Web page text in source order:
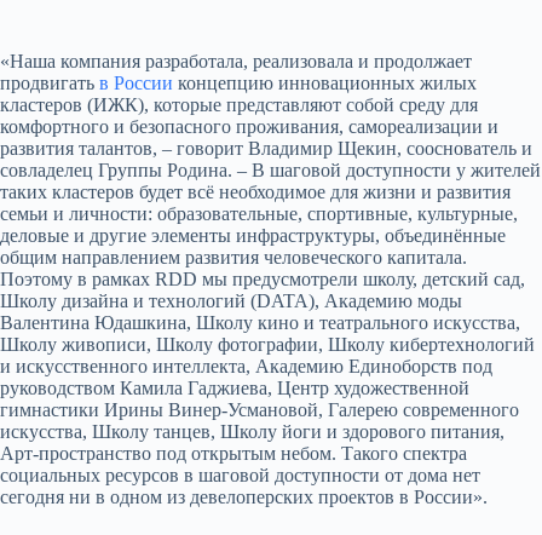
«Наша компания разработала, реализовала и продолжает
продвигать в России концепцию инновационных жилых
кластеров (ИЖК), которые представляют собой среду для
комфортного и безопасного проживания, самореализации и
развития талантов, – говорит Владимир Щекин, сооснователь и
совладелец Группы Родина. – В шаговой доступности у жителей
таких кластеров будет всё необходимое для жизни и развития
семьи и личности: образовательные, спортивные, культурные,
деловые и другие элементы инфраструктуры, объединённые
общим направлением развития человеческого капитала.
Поэтому в рамках RDD мы предусмотрели школу, детский сад,
Школу дизайна и технологий (DATA), Академию моды
Валентина Юдашкина, Школу кино и театрального искусства,
Школу живописи, Школу фотографии, Школу кибертехнологий
и искусственного интеллекта, Академию Единоборств под
руководством Камила Гаджиева, Центр художественной
гимнастики Ирины Винер-Усмановой, Галерею современного
искусства, Школу танцев, Школу йоги и здорового питания,
Арт-пространство под открытым небом. Такого спектра
социальных ресурсов в шаговой доступности от дома нет
сегодня ни в одном из девелоперских проектов в России».